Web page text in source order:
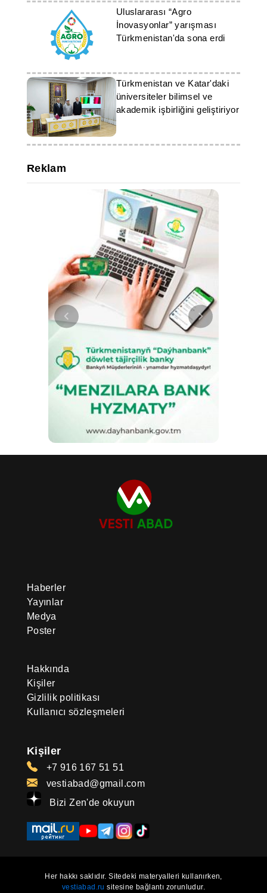
Uluslararası “Agro
İnovasyonlar” yarışması
Türkmenistan'da sona erdi
Türkmenistan ve Katar'daki
üniversiteler bilimsel ve
akademik işbirliğini geliştiriyor
Reklam
Haberler
Yayınlar
Medya
Poster
Hakkında
Kişiler
Gizlilik politikası
Kullanıcı sözleşmeleri
Kişiler
+7 916 167 51 51
vestiabad@gmail.com
Bizi Zen'de okuyun
Her hakkı saklıdır. Sitedeki materyalleri kullanırken,
vestiabad.ru sitesine bağlantı zorunludur.